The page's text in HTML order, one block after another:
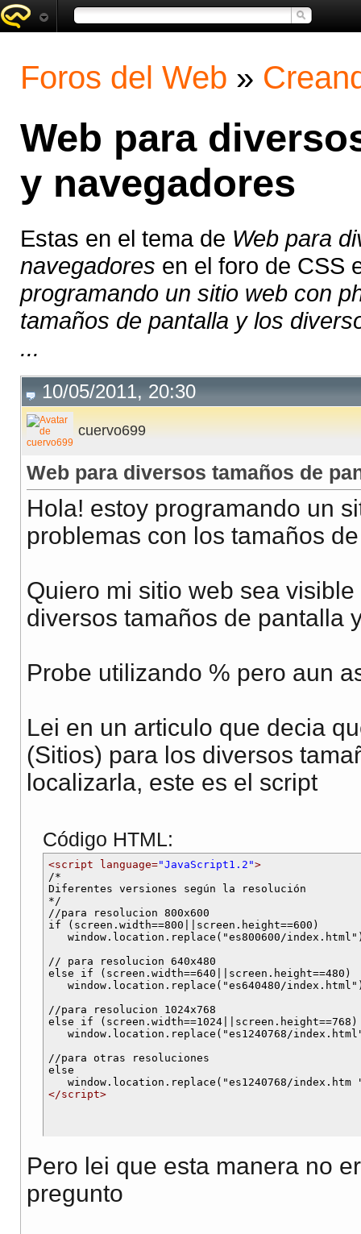
Foros del Web »
Web para
y navegadores
Estas en el tema de Web para
navegadores en el foro de CSS
programando un sitio web con
tamaños de pantalla y los
...
10/05/2011, 20:30
cuervo699
Web para diversos tamaños de
Hola! estoy programando un
problemas con los tamaños
Quiero mi sitio web sea
diversos tamaños de pantalla
Probe utilizando % pero aun
Lei en un articulo que decia
(Sitios) para los diversos
localizarla, este es el script
Código HTML:
<script language="JavaScript1.2">
/*
Diferentes versiones según la resolución
*/
//para resolucion 800x600
if (screen.width==800||screen.height==600)
window.location.replace("es800600/
// para resolucion 640x480
else if (screen.width==640||screen.height==480)
window.location.replace("es640480/
//para resolucion 1024x768
else if
window.location.replace("es1240768/
//para otras resoluciones
else
</script>
Pero lei que esta manera no
pregunto